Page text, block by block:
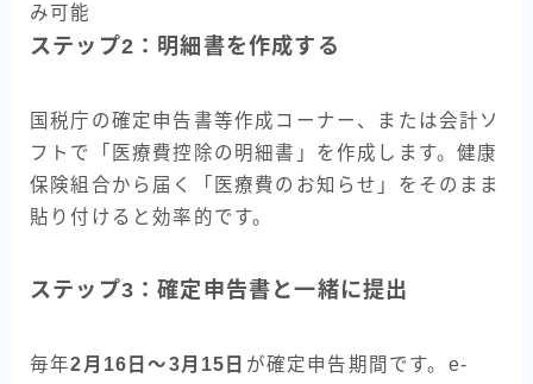
み可能
ステップ2：明細書を作成する
国税庁の確定申告書等作成コーナー、または会計ソ
フトで「医療費控除の明細書」を作成します。健康
保険組合から届く「医療費のお知らせ」をそのまま
貼り付けると効率的です。
ステップ3：確定申告書と一緒に提出
毎年2月16日〜3月15日 が確定申告期間です。e-